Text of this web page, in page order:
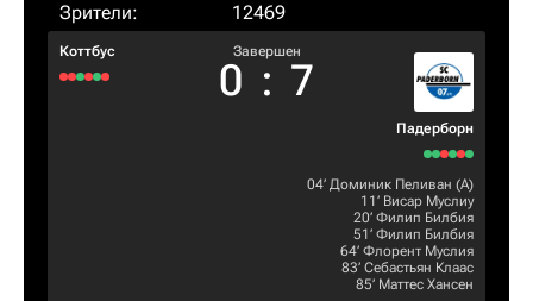
Зрители:
12469
Коттбус Завершен
0 : 7
Падерборн
04‎’‎ Доминик Пеливан (А)
11‎’‎ Висар Муслиу
20‎’‎ Филип Билбия
51‎’‎ Филип Билбия
64‎’‎ Флорент Муслия
83‎’‎ Себастьян Клаас
85‎’‎ Маттес Хансен